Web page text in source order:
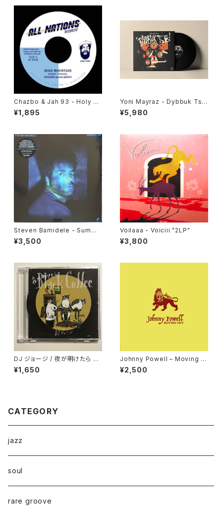
Chazbo & Jah 93 - Holy M
ountain "7"
¥1,895
Yoni Mayraz - Dybbuk Tse!
"LP"
¥5,980
Steven Bamidele - Summi
ng Up "LP"
¥3,500
Voilaaa - Voiciii "2LP"
¥3,800
DJ ジョージ / 夜が明けたら Bl
ack Coffee
¥1,650
Johnny Powell – Moving O
ut / True Love "12"
¥2,500
CATEGORY
jazz
soul
rare groove